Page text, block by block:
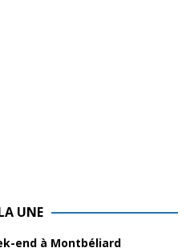
UNE
end à Montbéliard